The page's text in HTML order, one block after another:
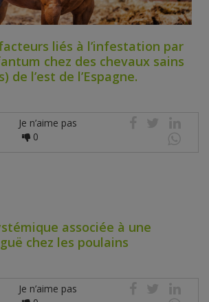
liés à l’infestation par
chez des chevaux sains
de l’est de l’Espagne.
Je n’aime pas
0
associée à une
chez les poulains
Je n’aime pas